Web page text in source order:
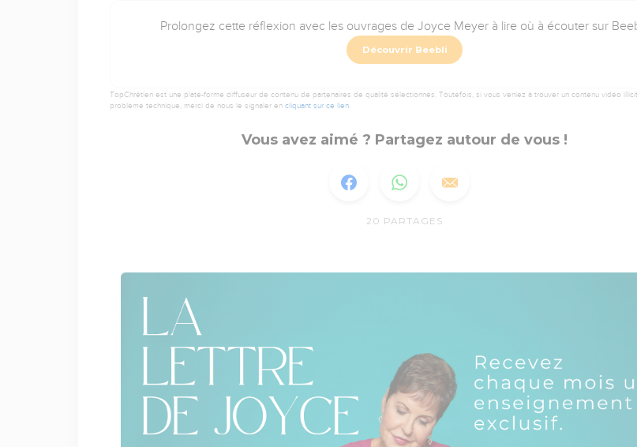
Prolongez cette réflexion avec les ouvrages de Joyce Meyer à lire où à écouter sur
Découvrir Beebli
TopChrétien est une plate-forme diffuseur de contenu de partenaires de qualité sélectionnés. Toutefois, si vous veniez à trouver un contenu vidéo
problème technique, merci de nous le signaler en cliquant sur ce lien.
Vous avez aimé ? Partagez autour de vous !
20 PARTAGES